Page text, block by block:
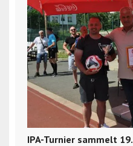
IPA-Turnier sammelt